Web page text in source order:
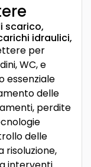
scarico,
idraulici,
per
WC, e
essenziale
delle
perdite
delle